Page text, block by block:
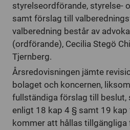
styrelseordförande, styrelse-
samt förslag till
valberedning består av
(ordförande), Cecilia Stegö
Tjernberg.
Årsredovisningen jämte
bolaget och koncernen,
fullständiga förslag till beslut,
enligt 18 kap 4 § samt 19
kommer att hållas tillgängliga